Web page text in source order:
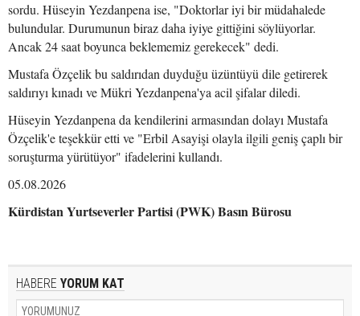
sordu. Hüseyin Yezdanpena ise, "Doktorlar iyi bir müdahalede
bulundular. Durumunun biraz daha iyiye gittiğini söylüyorlar.
Ancak 24 saat boyunca beklememiz gerekecek" dedi.
Mustafa Özçelik bu saldırıdan duyduğu üzüntüyü dile getirerek
saldırıyı kınadı ve Mükri Yezdanpena'ya acil şifalar diledi.
Hüseyin Yezdanpena da kendilerini armasından dolayı Mustafa
Özçelik'e teşekkür etti ve "Erbil Asayişi olayla ilgili geniş çaplı bir
soruşturma yürütüyor" ifadelerini kullandı.
05.08.2026
Kürdistan Yurtseverler Partisi (PWK) Basın Bürosu
HABERE YORUM KAT